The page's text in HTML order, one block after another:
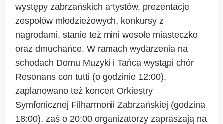
występy zabrzańskich artystów, prezentacje
zespołów młodzieżowych, konkursy z
nagrodami, stanie też mini wesołe miasteczko
oraz dmuchańce. W ramach wydarzenia na
schodach Domu Muzyki i Tańca wystąpi chór
Resonans con tutti (o godzinie 12:00),
zaplanowano też koncert Orkiestry
Symfonicznej Filharmonii Zabrzańskiej (godzina
18:00), zaś o 20:00 organizatorzy zapraszają na